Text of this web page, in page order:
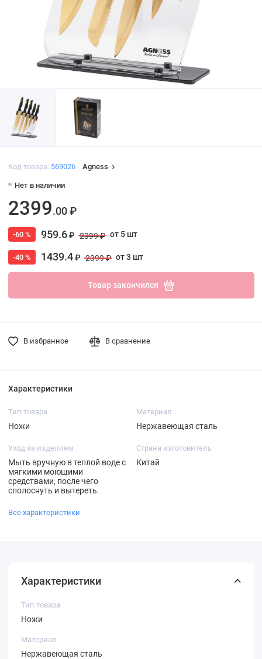
Код товара: 569026 Agness
Нет в наличии
2399.00 ₽
-60 % 959.6₽ 2399 ₽ от 5 шт
-40 % 1439.4₽ 2399 ₽ от 3 шт
Товар закончился
В избранное В сравнение
Характеристики
Тип товара
Ножи
Материал
Нержавеющая сталь
Уход за изделием
Мыть вручную в теплой воде с
мягкими моющими
средствами, после чего
сполоснуть и вытереть.
Страна изготовитель
Китай
Все характеристики
Характеристики
Тип товара
Ножи
Материал
Нержавеющая сталь